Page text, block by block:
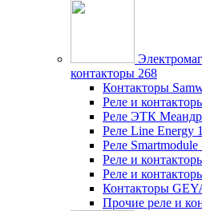
контакторы 268
Контакторы
Реле и
Реле ЭТК Меандр
Реле Line Energy
Реле Smartmodule
Реле и
Реле и
Контакторы
Прочие реле и